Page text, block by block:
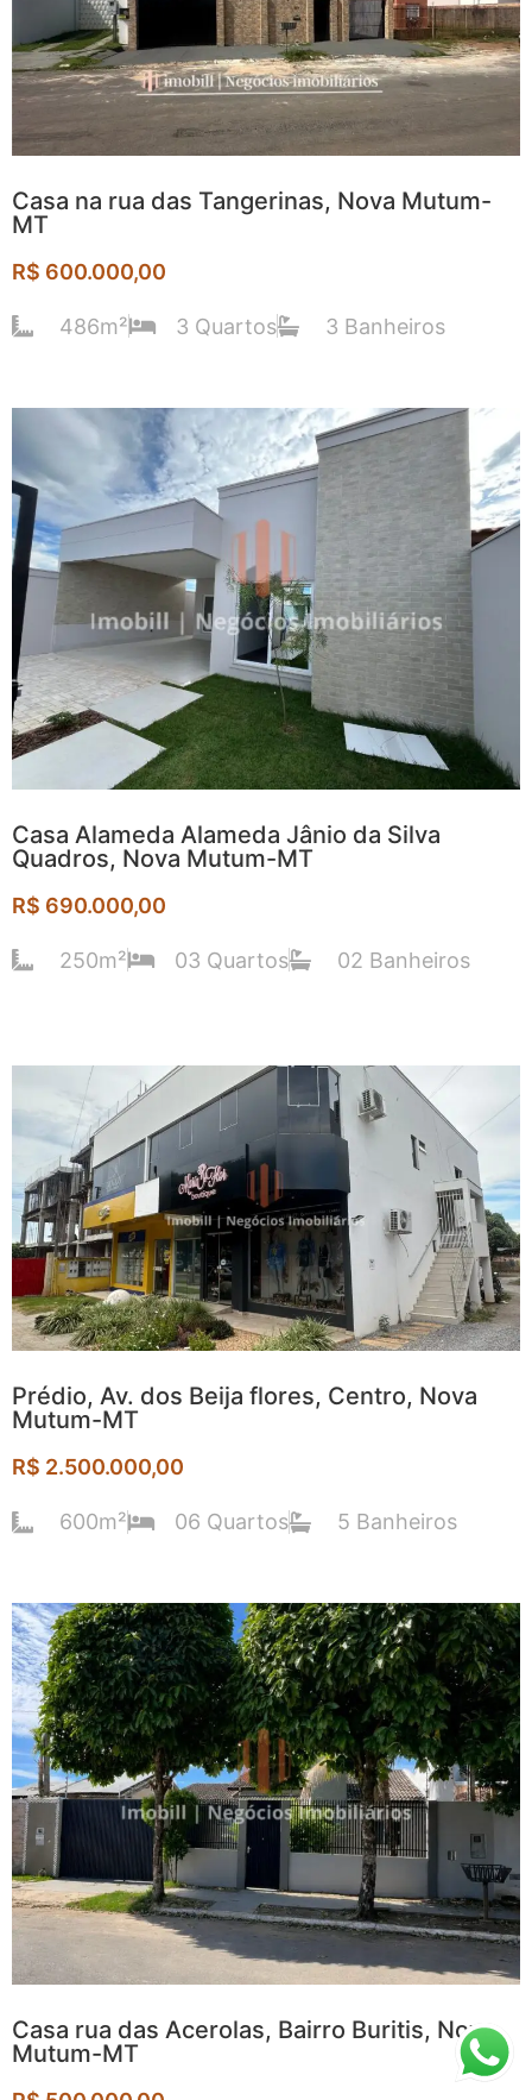
Casa na rua das Tangerinas, Nova Mutum-
MT
R$ 600.000,00
486m² 3 Quartos 3 Banheiros
Casa Alameda Alameda Jânio da Silva
Quadros, Nova Mutum-MT
R$ 690.000,00
250m² 03 Quartos 02 Banheiros
Prédio, Av. dos Beija flores, Centro, Nova
Mutum-MT
R$ 2.500.000,00
600m² 06 Quartos 5 Banheiros
Casa rua das Acerolas, Bairro Buritis, Nova
Mutum-MT